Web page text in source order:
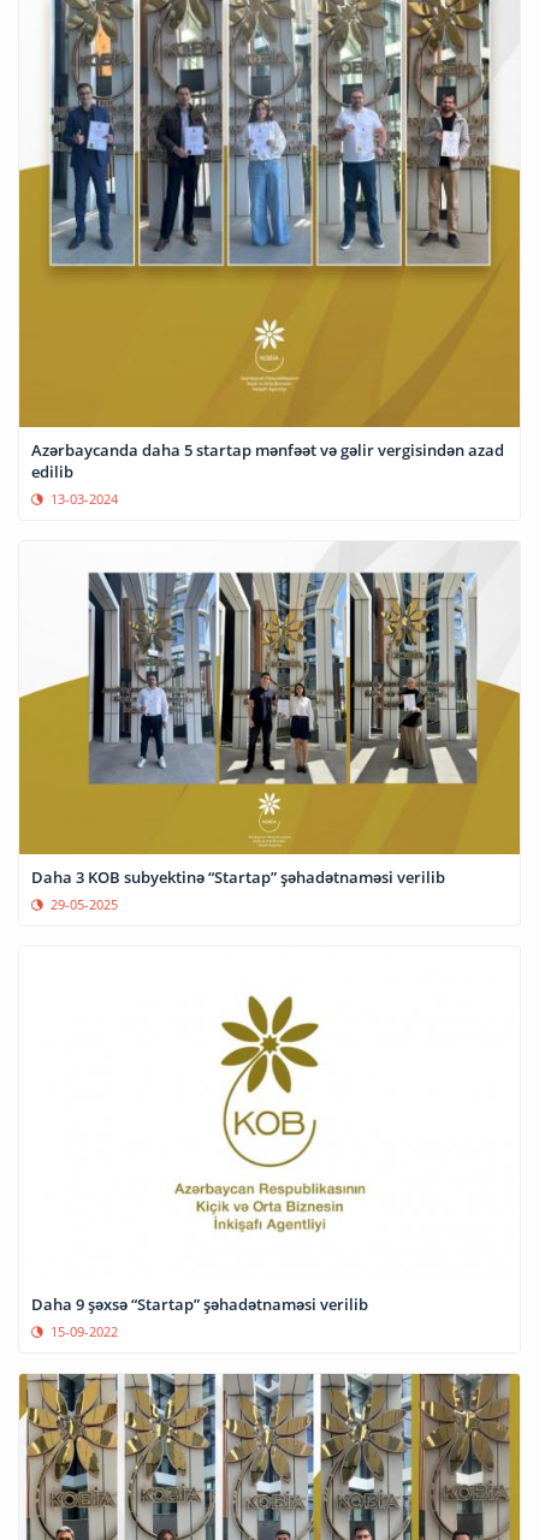
Azərbaycanda daha 5 startap mənfəət və gəlir vergisindən azad
edilib
13-03-2024
Daha 3 KOB subyektinə “Startap” şəhadətnaməsi verilib
29-05-2025
Daha 9 şəxsə “Startap” şəhadətnaməsi verilib
15-09-2022